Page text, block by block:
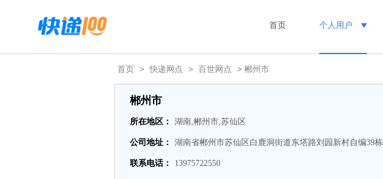
首页 个人用户
首页 > 快递网点 > 百世网点 > 郴州市
郴州市
所在地区： 湖南,郴州市,苏仙区
公司地址： 湖南省郴州市苏仙区白鹿洞街道东塔路刘园新村自编39栋
联系电话： 13975722550